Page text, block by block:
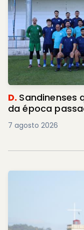
D. Sandinenses
da época
7 agosto 2026